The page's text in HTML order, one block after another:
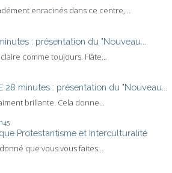
enracinés dans ce centre,...
: présentation du "Nouveau...
comme toujours. Hâte...
28 minutes : présentation du "Nouveau...
brillante. Cela donne...
Protestantisme et Interculturalité
que vous vous faites...